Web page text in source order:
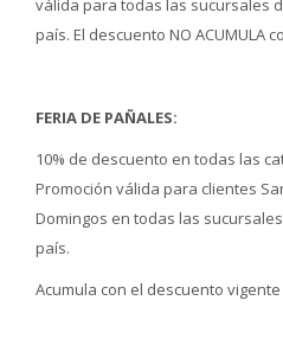
válida para todas las sucursales
país. El descuento NO ACUMULA
FERIA DE PAÑALES:
10% de descuento en todas las
Promoción válida para clientes
Domingos en todas las
país.
Acumula con el descuento